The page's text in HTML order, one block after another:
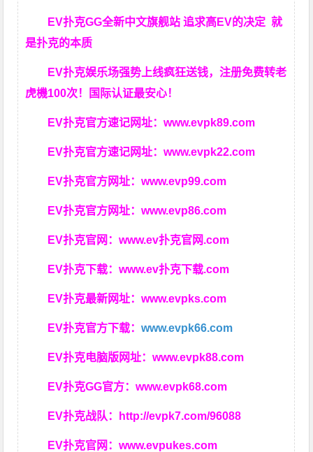
EV扑克GG全新中文旗舰站 追求高EV的决定就
是扑克的本质
EV扑克娱乐场强势上线疯狂送钱，注册免费转老
虎機100次！国际认证最安心！
EV扑克官方速记网址：www.evpk89.com
EV扑克官方速记网址：www.evpk22.com
EV扑克官方网址：www.evp99.com
EV扑克官方网址：www.evp86.com
EV扑克官网：www.ev扑克官网.com
EV扑克下载：www.ev扑克下载.com
EV扑克最新网址：www.evpks.com
EV扑克官方下载：www.evpk66.com
EV扑克电脑版网址：www.evpk88.com
EV扑克GG官方：www.evpk68.com
EV扑克战队： http://evpk7.com/96088
EV扑克官网：www.evpukes.com